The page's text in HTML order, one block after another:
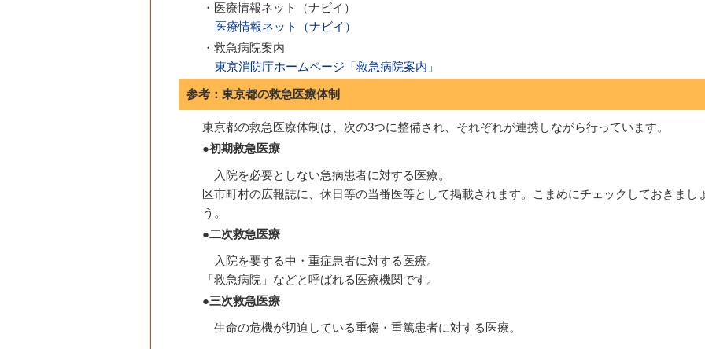
・医療情報ネット（ナビイ）
医療情報ネット（ナビイ）
・救急病院案内
東京消防庁ホームページ「救急病院案内」
参考：東京都の救急医療体制
東京都の救急医療体制は、次の3つに整備され、それぞれが連携しながら行っています。
●初期救急医療
入院を必要としない急病患者に対する医療。
区市町村の広報誌に、休日等の当番医等として掲載されます。こまめにチェックしておきまし
う。
●二次救急医療
入院を要する中・重症患者に対する医療。
「救急病院」などと呼ばれる医療機関です。
●三次救急医療
生命の危機が切迫している重傷・重篤患者に対する医療。